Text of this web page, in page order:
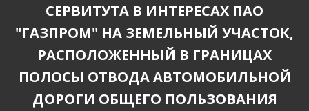
СЕРВИТУТА В ИНТЕРЕСАХ ПАО
"ГАЗПРОМ" НА ЗЕМЕЛЬНЫЙ УЧАСТОК,
РАСПОЛОЖЕННЫЙ В ГРАНИЦАХ
ПОЛОСЫ ОТВОДА АВТОМОБИЛЬНОЙ
ДОРОГИ ОБЩЕГО ПОЛЬЗОВАНИЯ